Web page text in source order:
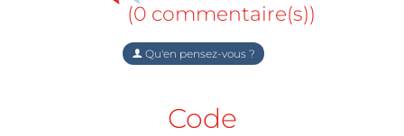
(0 commentaire(s))
Qu'en pensez-vous ?
Code